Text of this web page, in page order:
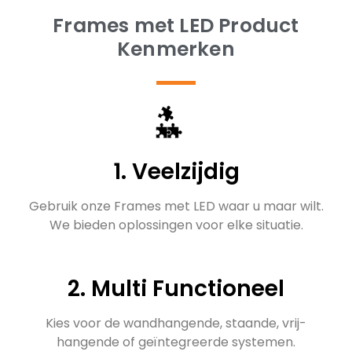
Frames met LED Product
Kenmerken
1. Veelzijdig
Gebruik onze Frames met LED waar u maar wilt.
We bieden oplossingen voor elke situatie.
2. Multi Functioneel
Kies voor de wandhangende, staande, vrij-
hangende of geïntegreerde systemen.